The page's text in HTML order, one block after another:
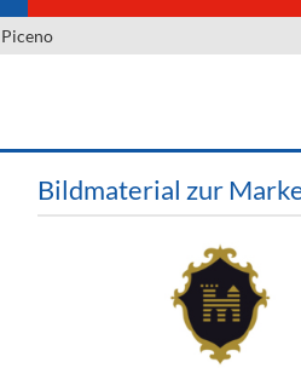
Kommisionskauf &
Bildmaterial zur